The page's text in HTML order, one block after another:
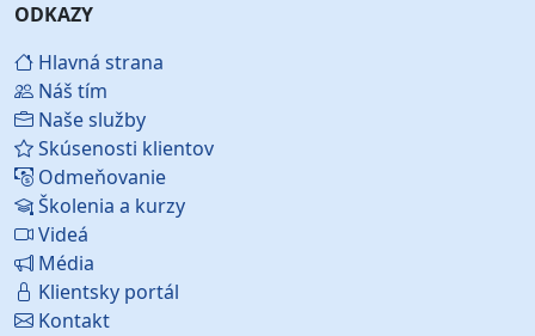
ODKAZY
Hlavná strana
Náš tím
Naše služby
Skúsenosti klientov
Odmeňovanie
Školenia a kurzy
Videá
Média
Klientsky portál
Kontakt